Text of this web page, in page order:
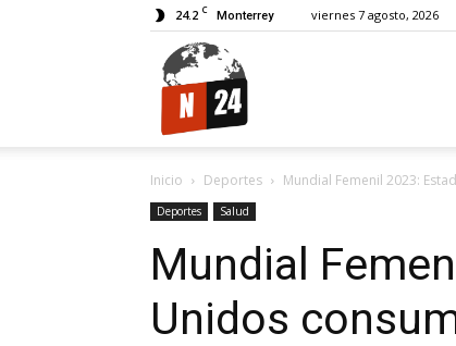
24.2 C Monterrey viernes 7 agosto, 2026
Inicio Deportes Mundial Femenil 2023:
Deportes Salud
Mundial
Unidos